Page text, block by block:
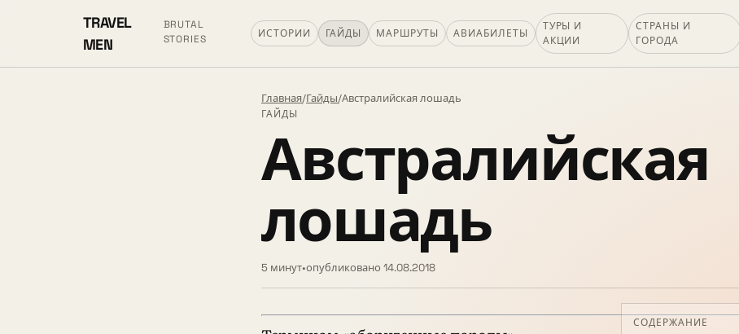
TRAVEL
MEN
BRUTAL
STORIES
ИСТОРИИ ГАЙДЫ МАРШРУТЫ АВИАБИЛЕТЫ
ТУРЫ И
АКЦИИ
СТРАНЫ И
ГОРОДА
Главная/Гайды/Австралийская лошадь
ГАЙДЫ
Австралийская
лошадь
5 минут•опубликовано 14.08.2018
СОДЕРЖАНИЕ